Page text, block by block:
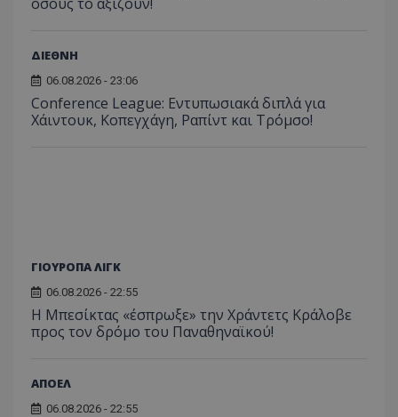
όσους το αξίζουν!
ΔΙΕΘΝΗ
06.08.2026 - 23:06
Conference League: Εντυπωσιακά διπλά για
Χάιντουκ, Κοπεγχάγη, Ραπίντ και Τρόμσο!
ΓΙΟΥΡΟΠΑ ΛΙΓΚ
06.08.2026 - 22:55
Η Μπεσίκτας «έσπρωξε» την Χράντετς Κράλοβε
προς τον δρόμο του Παναθηναϊκού!
ΑΠΟΕΛ
06.08.2026 - 22:55